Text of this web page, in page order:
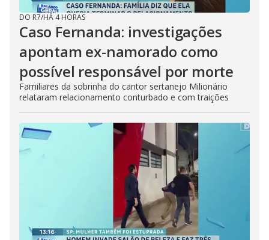
DO R7/HÁ 4 HORAS
Caso Fernanda: investigações
apontam ex-namorado como
possível responsável por morte
Familiares da sobrinha do cantor sertanejo Milionário
relataram relacionamento conturbado e com traições